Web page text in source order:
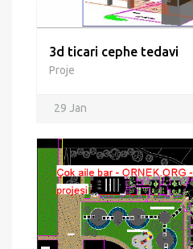
3d ticari cephe tedavi
Proje
29 Jan